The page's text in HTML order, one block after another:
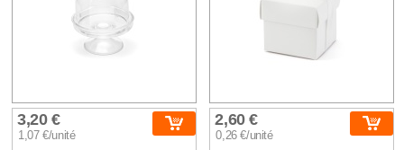
3,20 €
1,07 €/unité
2,60 €
0,26 €/unité